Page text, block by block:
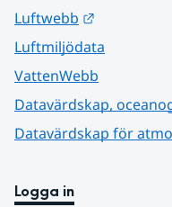
Luftwebb
Luftmiljödata
VattenWebb
Datavärdskap,
Datavärdskap för
Logga in